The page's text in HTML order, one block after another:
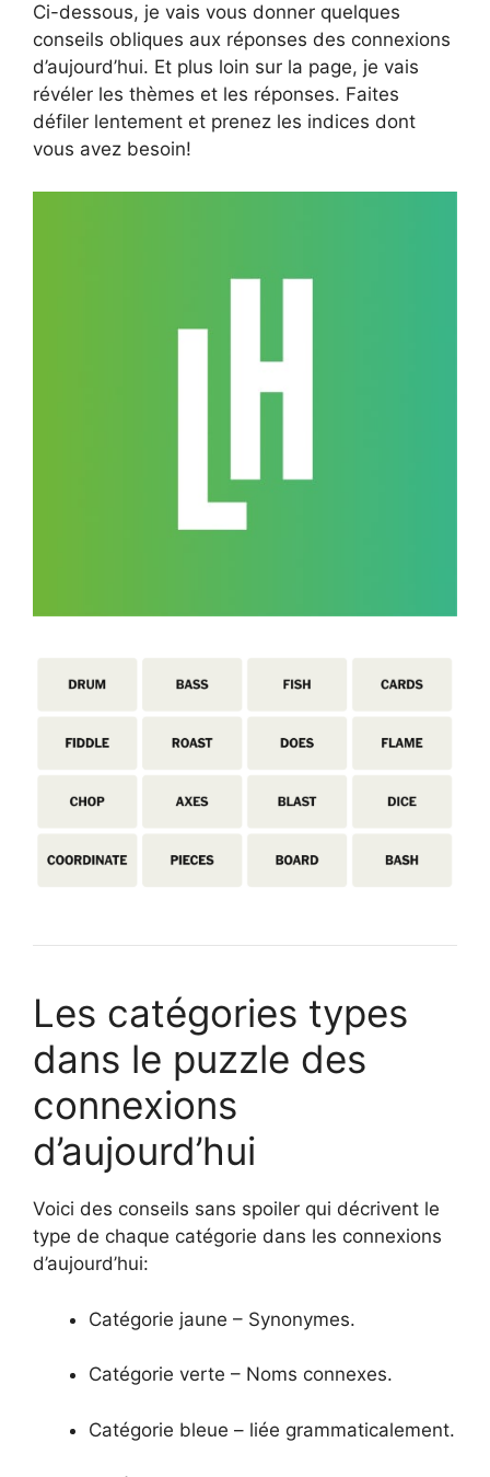
Ci-dessous, je vais vous donner quelques
conseils obliques aux réponses des connexions
d’aujourd’hui. Et plus loin sur la page, je vais
révéler les thèmes et les réponses. Faites
défiler lentement et prenez les indices dont
vous avez besoin!
Les catégories types
dans le puzzle des
connexions
d’aujourd’hui
Voici des conseils sans spoiler qui décrivent le
type de chaque catégorie dans les connexions
d’aujourd’hui:
Catégorie jaune – Synonymes.
Catégorie verte – Noms connexes.
Catégorie bleue – liée grammaticalement.